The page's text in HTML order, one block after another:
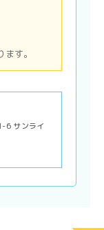
す。
6 サンライ